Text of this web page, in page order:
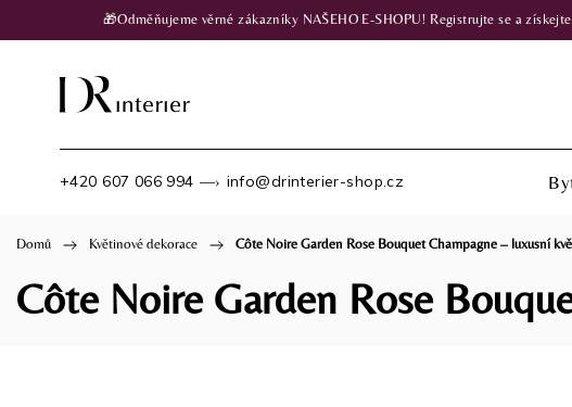
+420 607 066 994 —› info@drinterier-shop.cz
🎁Odměňujeme věrné zákazníky NAŠEHO E-SHOPU! Registrujte se a
Domů / Květinové dekorace / Côte Noire Garden Rose Bouquet Champagne – luxusní
Côte Noire Garden Rose